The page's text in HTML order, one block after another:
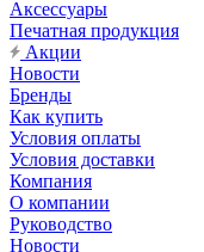
Аксессуары
Печатная продукция
Акции
Новости
Бренды
Как купить
Условия оплаты
Условия доставки
Компания
О компании
Руководство
Новости